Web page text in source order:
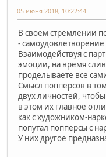
05 июня 2018, 10:22:44
В своем стремлении
-
Взаимодействуя с
эмоции, на время
проделываете все
Смысл попперсов в
двух личностей,
в этом их главное
как с художником-
попутал попперсы с
У них другое